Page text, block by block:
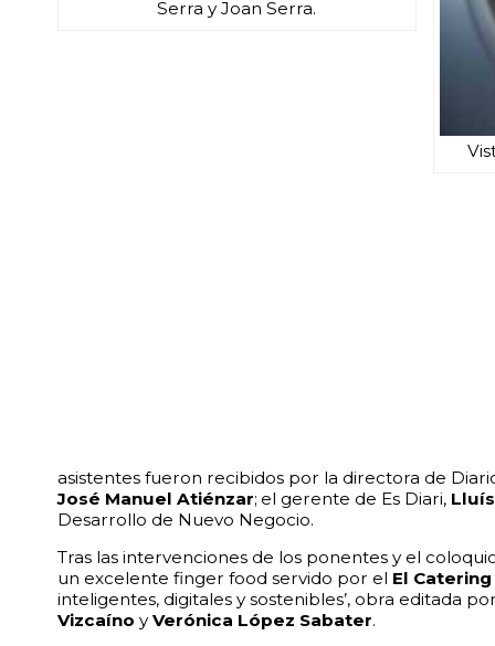
Serra y Joan Serra.
asistentes fueron recibidos por la directora de
José Manuel Atiénzar; el gerente de Es Diari,
Desarrollo de Nuevo Negocio.
Tras las intervenciones de los ponentes y el
un excelente finger food servido por el El
inteligentes, digitales y sostenibles’, obra editada
Vizcaíno y Verónica López Sabater.